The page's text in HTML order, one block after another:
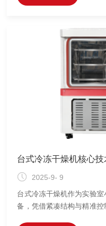
检测核心流程两方面，详解
台式冷冻干燥机核心
2025-9- 9
台式冷冻干燥机作为实验
备，凭借紧凑结构与精准控